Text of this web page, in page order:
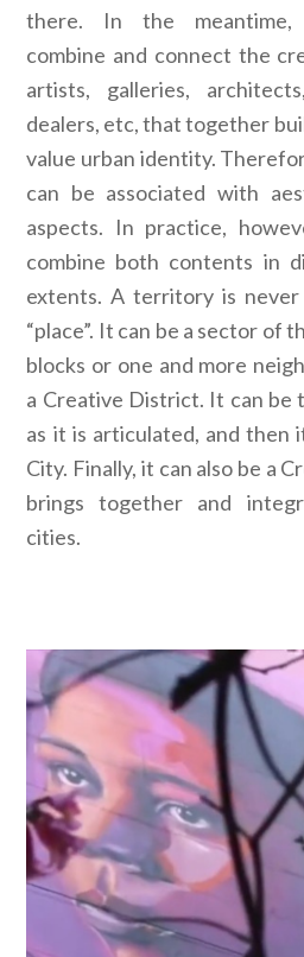
there. In the meantime,
combine and connect the
artists, galleries,
dealers, etc, that together
value urban identity.
can be associated with
aspects. In practice,
combine both contents in
extents. A territory is never
“place”. It can be a sector of
blocks or one and more
a Creative District. It can be
as it is articulated, and then
City. Finally, it can also be a
brings together and
cities.